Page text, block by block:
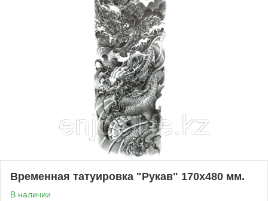
Временная татуировка "Рукав" 170х480 мм.
В наличии